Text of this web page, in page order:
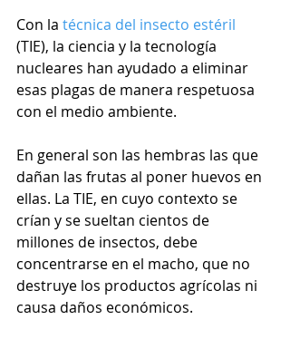
Con la técnica del insecto estéril
(TIE), la ciencia y la tecnología
nucleares han ayudado a eliminar
esas plagas de manera respetuosa
con el medio ambiente.
En general son las hembras las que
dañan las frutas al poner huevos en
ellas. La TIE, en cuyo contexto se
crían y se sueltan cientos de
millones de insectos, debe
concentrarse en el macho, que no
destruye los productos agrícolas ni
causa daños económicos.